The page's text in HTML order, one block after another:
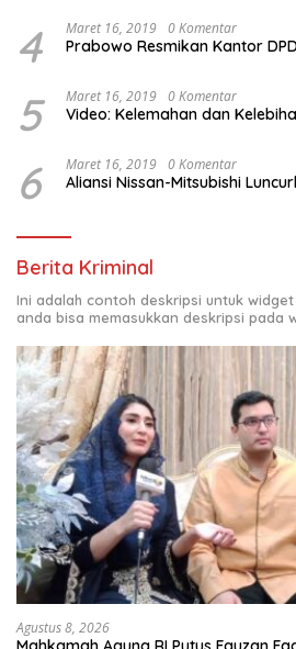
4 Maret 16, 2019 0 Komentar
Prabowo Resmikan Kantor
5 Maret 16, 2019 0 Komentar
Video: Kelemahan dan
6 Maret 16, 2019 0 Komentar
Aliansi Nissan-Mitsubishi
Berita Kriminal
Ini adalah contoh deskripsi untuk
anda bisa memasukkan deskripsi pada
Agustus 8, 2026